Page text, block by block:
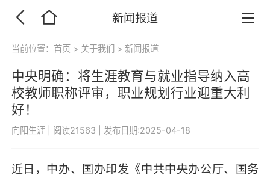
新闻报道
当前位置：首页 > 关于我们 > 新闻报道
中央明确：将生涯教育与就业指导纳入高
校教师职称评审，职业规划行业迎重大利
好！
向阳生涯 阅读21563 发布日期:2025-04-18
近日，中办、国办印发《中共中央办公厅、国务